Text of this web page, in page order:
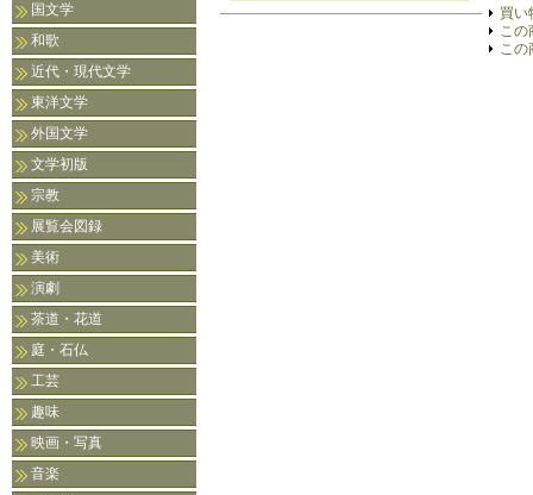
国文学
和歌
近代・現代文学
東洋文学
外国文学
文学初版
宗教
展覧会図録
美術
演劇
茶道・花道
庭・石仏
工芸
趣味
映画・写真
音楽
買い
この
この